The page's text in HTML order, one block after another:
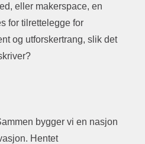
eller makerspace, en
for tilrettelegge for
og utforskertrang, slik det
bygger vi en nasjon
Hentet